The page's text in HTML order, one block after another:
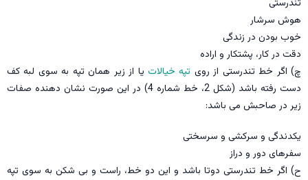
تندرستی
هوش سرشار
خوب بودن در زندگی
دقت در کار، پشتکار و اراده
چ) اگر خط تندرستی از روی تپه خیالات یا از زیر همان تپه به سوی لبه کف
دست رفته باشد (شکل 2، خط شماره 4) در این صورت نشان دهنده صفات
زیر در صاحبش می باشد:
یکدندگی و سرکشی و سرسختی
سفرهای دور و دراز
ح) اگر خط تندرستی دوتا باشد و این دو خط، راست و بی شکن به سوی تپه